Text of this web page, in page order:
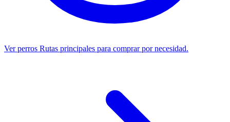
Ver perros Rutas principales para comprar por necesidad.